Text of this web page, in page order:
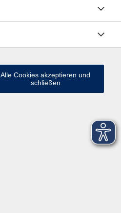
Alle Cookies akzeptieren und
schließen